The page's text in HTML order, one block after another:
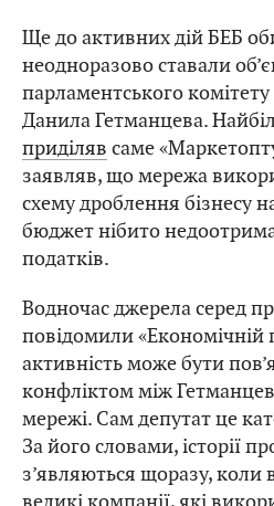
Ще до активних дій БЕБ
неодноразово ставали
парламентського
Данила Гетманцева.
приділяв саме
заявляв, що мережа
схему дроблення бізнесу
бюджет нібито
податків.
Водночас джерела серед
повідомили «Економічній
активність може бути
конфліктом між
мережі. Сам депутат це
За його словами, історії
з’являються щоразу, коли